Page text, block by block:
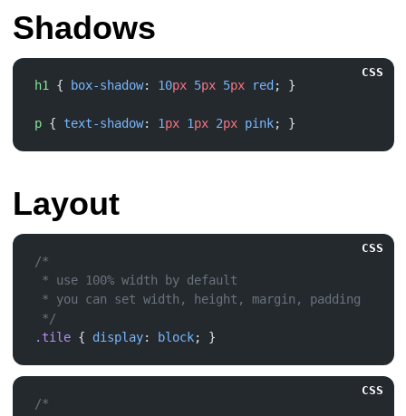
Shadows
CSS
h1 { box-shadow: 10px 5px 5px red
p { text-shadow: 1px 1px 2px pink
Layout
CSS
.tile { display: block
CSS